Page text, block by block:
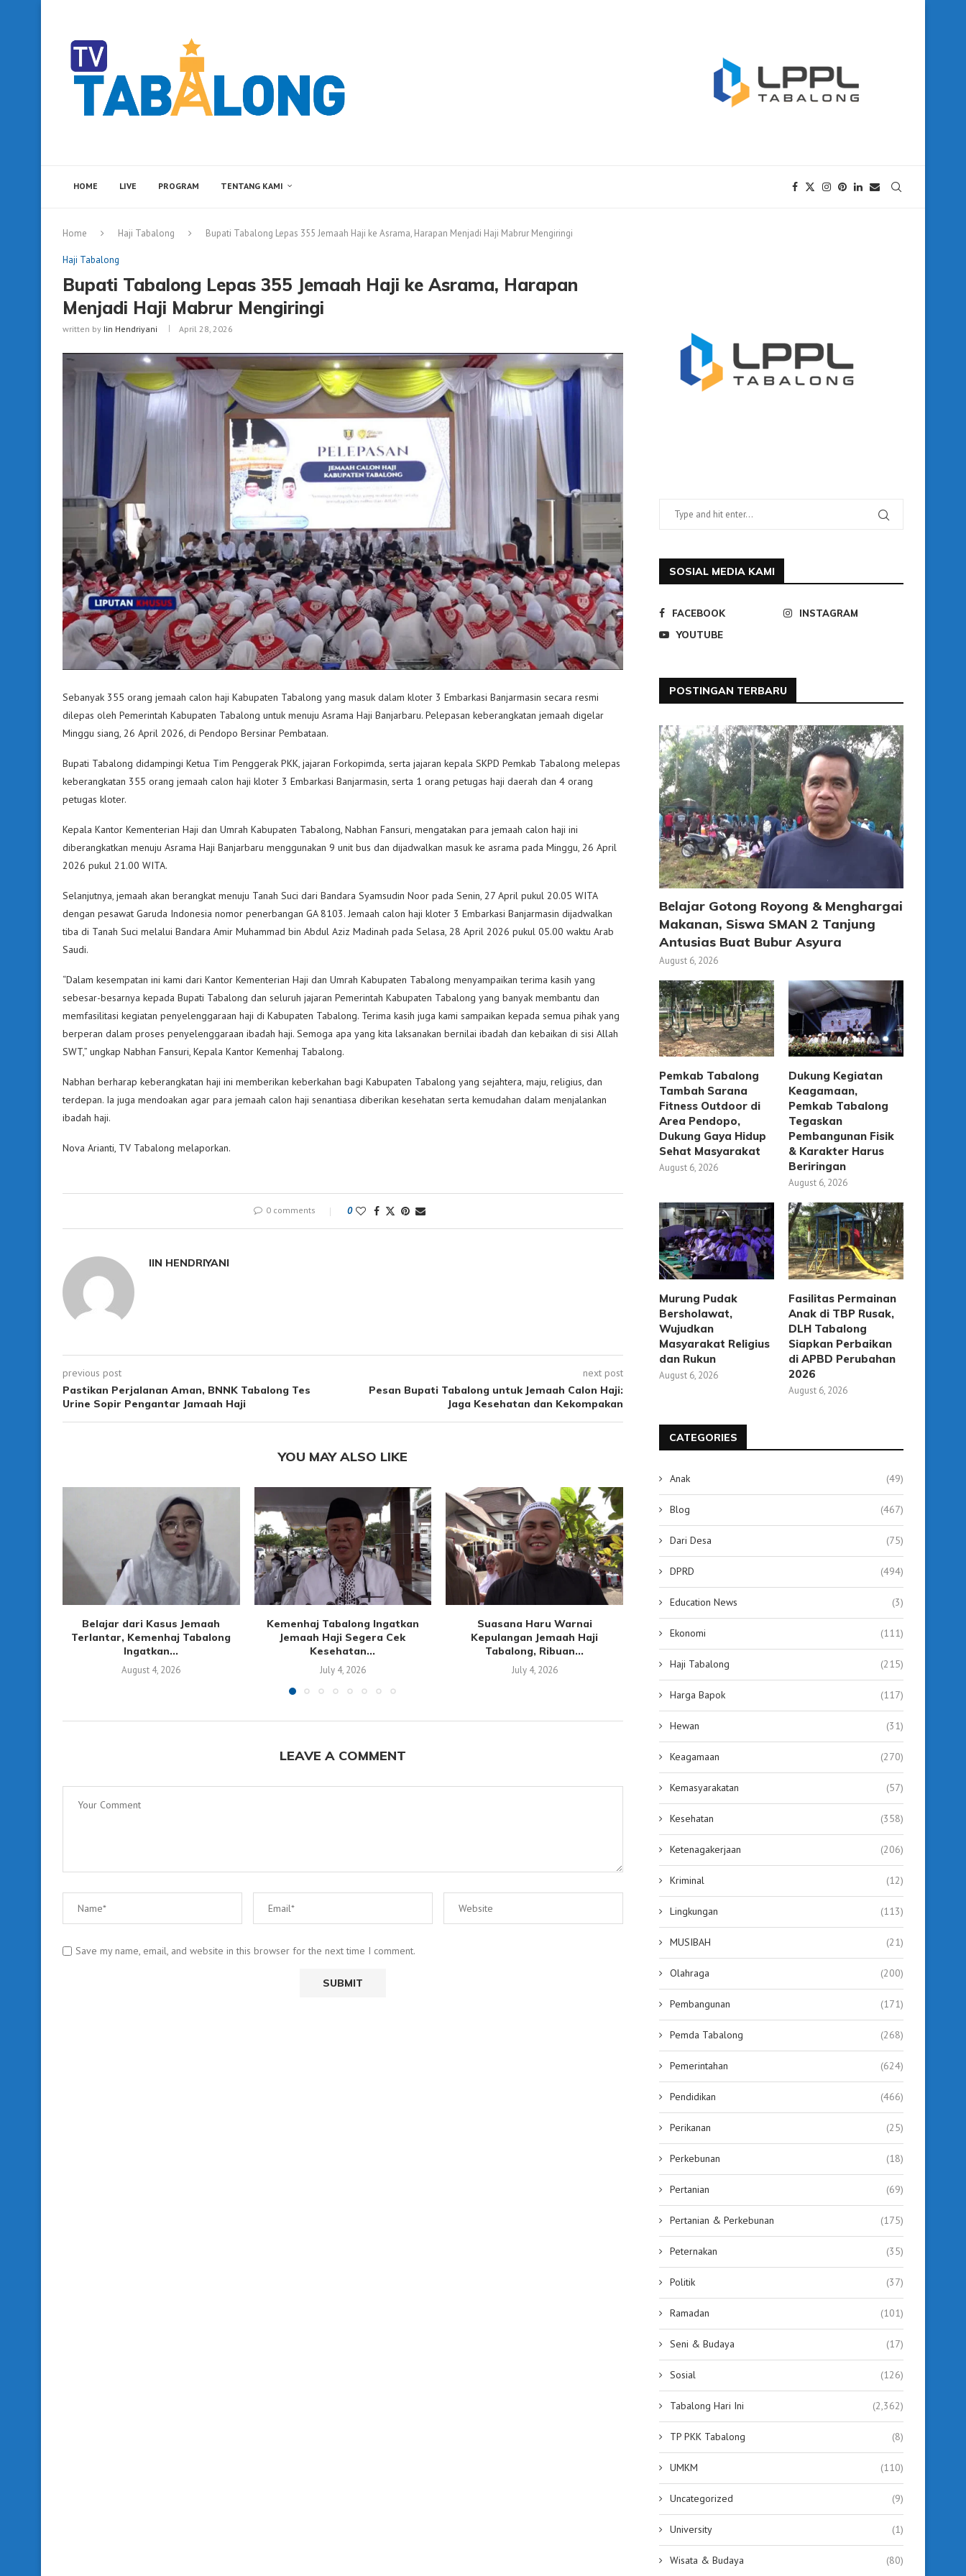
HOME LIVE PROGRAM TENTANG KAMI
Home Haji Tabalong Bupati Tabalong Lepas 355 Jemaah Haji ke Asrama, Harapan Menjadi Haji Mabrur Mengiringi
Haji Tabalong
Bupati Tabalong Lepas 355 Jemaah Haji ke Asrama, Harapan
Menjadi Haji Mabrur Mengiringi
written by Iin Hendriyani April 28, 2026
Sebanyak 355 orang jemaah calon haji Kabupaten Tabalong yang masuk dalam kloter 3 Embarkasi Banjarmasin secara resmi
dilepas oleh Pemerintah Kabupaten Tabalong untuk menuju Asrama Haji Banjarbaru. Pelepasan keberangkatan jemaah digelar
Minggu siang, 26 April 2026, di Pendopo Bersinar Pembataan.
Bupati Tabalong didampingi Ketua Tim Penggerak PKK, jajaran Forkopimda, serta jajaran kepala SKPD Pemkab Tabalong melepas
keberangkatan 355 orang jemaah calon haji kloter 3 Embarkasi Banjarmasin, serta 1 orang petugas haji daerah dan 4 orang
petugas kloter.
Kepala Kantor Kementerian Haji dan Umrah Kabupaten Tabalong, Nabhan Fansuri, mengatakan para jemaah calon haji ini
diberangkatkan menuju Asrama Haji Banjarbaru menggunakan 9 unit bus dan dijadwalkan masuk ke asrama pada Minggu, 26 April
2026 pukul 21.00 WITA.
Selanjutnya, jemaah akan berangkat menuju Tanah Suci dari Bandara Syamsudin Noor pada Senin, 27 April pukul 20.05 WITA
dengan pesawat Garuda Indonesia nomor penerbangan GA 8103. Jemaah calon haji kloter 3 Embarkasi Banjarmasin dijadwalkan
tiba di Tanah Suci melalui Bandara Amir Muhammad bin Abdul Aziz Madinah pada Selasa, 28 April 2026 pukul 05.00 waktu Arab
Saudi.
“Dalam kesempatan ini kami dari Kantor Kementerian Haji dan Umrah Kabupaten Tabalong menyampaikan terima kasih yang
sebesar-besarnya kepada Bupati Tabalong dan seluruh jajaran Pemerintah Kabupaten Tabalong yang banyak membantu dan
memfasilitasi kegiatan penyelenggaraan haji di Kabupaten Tabalong. Terima kasih juga kami sampaikan kepada semua pihak yang
berperan dalam proses penyelenggaraan ibadah haji. Semoga apa yang kita laksanakan bernilai ibadah dan kebaikan di sisi Allah
SWT,” ungkap Nabhan Fansuri, Kepala Kantor Kemenhaj Tabalong.
Nabhan berharap keberangkatan haji ini memberikan keberkahan bagi Kabupaten Tabalong yang sejahtera, maju, religius, dan
terdepan. Ia juga mendoakan agar para jemaah calon haji senantiasa diberikan kesehatan serta kemudahan dalam menjalankan
ibadah haji.
Nova Arianti, TV Tabalong melaporkan.
0 comments 0
IIN HENDRIYANI
previous post
Pastikan Perjalanan Aman, BNNK Tabalong Tes
Urine Sopir Pengantar Jamaah Haji
next post
Pesan Bupati Tabalong untuk Jemaah Calon Haji:
Jaga Kesehatan dan Kekompakan
YOU MAY ALSO LIKE
Belajar dari Kasus Jemaah
Terlantar, Kemenhaj Tabalong
Ingatkan...
August 4, 2026
Kemenhaj Tabalong Ingatkan
Jemaah Haji Segera Cek
Kesehatan...
July 4, 2026
Suasana Haru Warnai
Kepulangan Jemaah Haji
Tabalong, Ribuan...
July 4, 2026
Bupati Ajak...
Dishub Tabalong
Seluruh Bus...
July 4, 2026
LEAVE A COMMENT
Save my name, email, and website in this browser for the next time I comment.
SOSIAL MEDIA KAMI
FACEBOOK
INSTAGRAM
YOUTUBE
POSTINGAN TERBARU
Belajar Gotong Royong & Menghargai
Makanan, Siswa SMAN 2 Tanjung
Antusias Buat Bubur Asyura
August 6, 2026
Pemkab Tabalong
Tambah Sarana
Fitness Outdoor di
Area Pendopo,
Dukung Gaya Hidup
Sehat Masyarakat
August 6, 2026
Dukung Kegiatan
Keagamaan,
Pemkab Tabalong
Tegaskan
Pembangunan Fisik
& Karakter Harus
Beriringan
August 6, 2026
Murung Pudak
Bersholawat,
Wujudkan
Masyarakat Religius
dan Rukun
August 6, 2026
Fasilitas Permainan
Anak di TBP Rusak,
DLH Tabalong
Siapkan Perbaikan
di APBD Perubahan
2026
August 6, 2026
CATEGORIES
Anak (49)
Blog (467)
Dari Desa (75)
DPRD (494)
Education News (3)
Ekonomi (111)
Haji Tabalong (215)
Harga Bapok (117)
Hewan (31)
Keagamaan (270)
Kemasyarakatan (57)
Kesehatan (358)
Ketenagakerjaan (206)
Kriminal (12)
Lingkungan (113)
MUSIBAH (21)
Olahraga (200)
Pembangunan (171)
Pemda Tabalong (268)
Pemerintahan (624)
Pendidikan (466)
Perikanan (25)
Perkebunan (18)
Pertanian (69)
Pertanian & Perkebunan (175)
Peternakan (35)
Politik (37)
Ramadan (101)
Seni & Budaya (17)
Sosial (126)
Tabalong Hari Ini (2,362)
TP PKK Tabalong (8)
UMKM (110)
Uncategorized (9)
University (1)
Wisata & Budaya (80)